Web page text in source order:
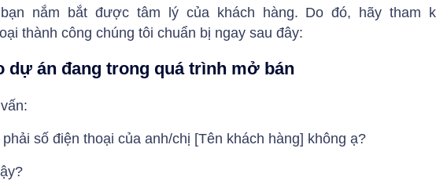
nắm bắt được tâm lý của khách hàng. Do đó, hãy tham
thành công chúng tôi chuẩn bị ngay sau đây:
dự án đang trong quá trình mở bán
số điện thoại của anh/chị [Tên khách hàng] không ạ?